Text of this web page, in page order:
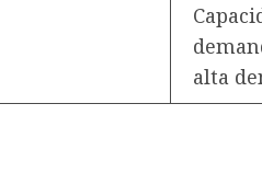
alta